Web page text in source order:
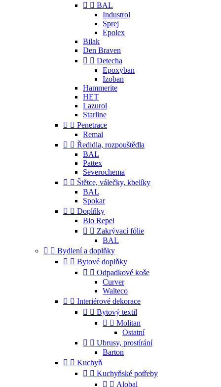
  BAL
Industrol
Sprej
Epolex
Bilak
Den Braven
  Detecha
Epoxyban
Izoban
Hammerite
HET
Lazurol
Starline
  Penetrace
Remal
  Ředidla, rozpouštědla
BAL
Pattex
Severochema
  Štětce, válečky, kbelíky
BAL
Spokar
  Doplňky
Bio Repel
  Zakrývací fólie
BAL
  Bydlení a doplňky
  Bytové doplňky
  Odpadkové koše
Curver
Walteco
  Interiérové dekorace
  Bytový textil
  Molitan
Ostatní
  Ubrusy, prostírání
Barton
  Kuchyň
  Kuchyňské potřeby
  Alobal